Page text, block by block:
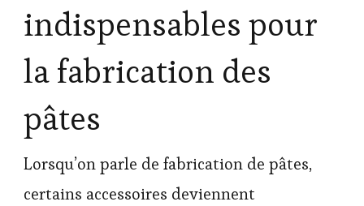
indispensables pour
la fabrication des
pâtes
Lorsqu’on parle de fabrication de pâtes,
certains accessoires deviennent